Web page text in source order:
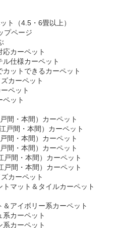
ト（4.5・6畳以上）
プページ
応カーペット
ル仕様カーペット
カットできるカーペット
カーペット
ペット
ペット
間・本間）カーペット
戸間・本間）カーペット
間・本間）カーペット
間・本間）カーペット
戸間・本間）カーペット
戸間・本間）カーペット
カーペット
トマット＆タイルカーペット
＆アイボリー系カーペット
系カーペット
系カーペット